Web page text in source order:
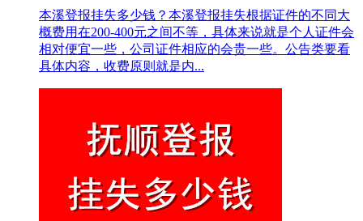
本溪登报挂失多少钱？本溪登报挂失根据证件的不同大
概费用在200-400元之间不等，具体来说就是个人证件会
相对便宜一些，公司证件相应的会贵一些。公告类要看
具体内容，收费原则就是内...